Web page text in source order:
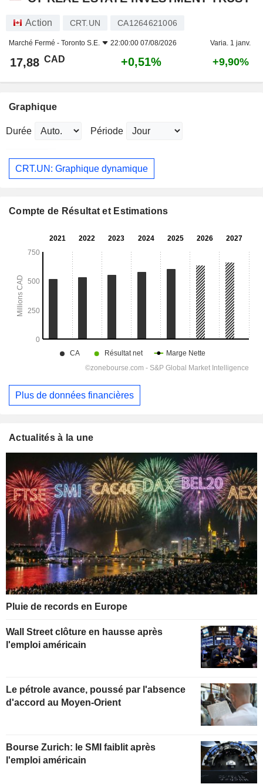
Action CRT.UN CA1264621006
Marché Fermé - Toronto S.E. 22:00:00 07/08/2026 Varia. 1 janv.
17,88 CAD +0,51% +9,90%
Graphique
Durée Période
CRT.UN: Graphique dynamique
Compte de Résultat et Estimations
Plus de données financières
Actualités à la une
Pluie de records en Europe
Wall Street clôture en hausse après
l'emploi américain
Le pétrole avance, poussé par l'absence
d'accord au Moyen-Orient
Bourse Zurich: le SMI faiblit après
l'emploi américain